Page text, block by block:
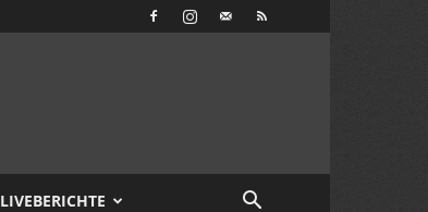
LIVEBERICHTE